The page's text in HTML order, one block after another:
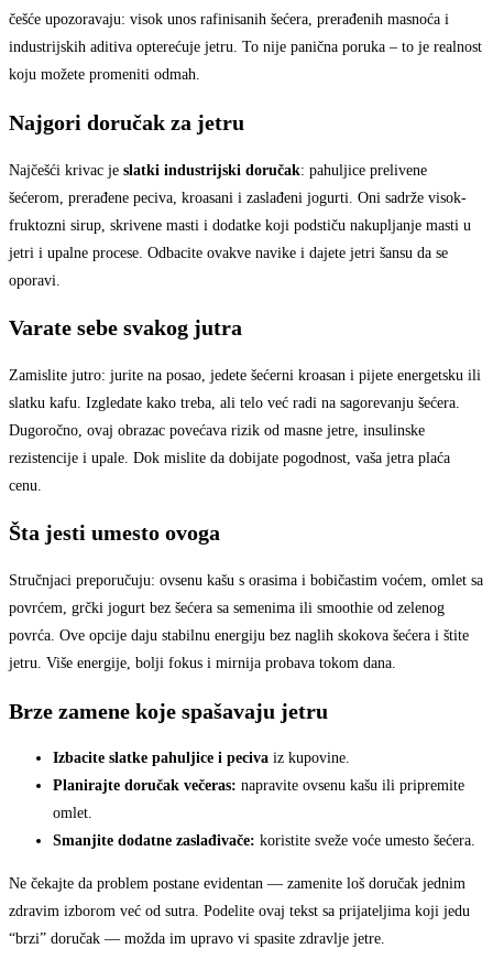
češće upozoravaju: visok unos rafinisanih šećera, prerađenih masnoća i
industrijskih aditiva opterećuje jetru. To nije panična poruka – to je realnost
koju možete promeniti odmah.
Najgori doručak za jetru
Najčešći krivac je slatki industrijski doručak: pahuljice prelivene
šećerom, prerađene peciva, kroasani i zaslađeni jogurti. Oni sadrže visok-
fruktozni sirup, skrivene masti i dodatke koji podstiču nakupljanje masti u
jetri i upalne procese. Odbacite ovakve navike i dajete jetri šansu da se
oporavi.
Varate sebe svakog jutra
Zamislite jutro: jurite na posao, jedete šećerni kroasan i pijete energetsku ili
slatku kafu. Izgledate kako treba, ali telo već radi na sagorevanju šećera.
Dugoročno, ovaj obrazac povećava rizik od masne jetre, insulinske
rezistencije i upale. Dok mislite da dobijate pogodnost, vaša jetra plaća
cenu.
Šta jesti umesto ovoga
Stručnjaci preporučuju: ovsenu kašu s orasima i bobičastim voćem, omlet sa
povrćem, grčki jogurt bez šećera sa semenima ili smoothie od zelenog
povrća. Ove opcije daju stabilnu energiju bez naglih skokova šećera i štite
jetru. Više energije, bolji fokus i mirnija probava tokom dana.
Brze zamene koje spašavaju jetru
Izbacite slatke pahuljice i peciva iz kupovine.
Planirajte doručak večeras: napravite ovsenu kašu ili pripremite
omlet.
Smanjite dodatne zaslađivače: koristite sveže voće umesto šećera.
Ne čekajte da problem postane evidentan — zamenite loš doručak jednim
zdravim izborom već od sutra. Podelite ovaj tekst sa prijateljima koji jedu
“brzi” doručak — možda im upravo vi spasite zdravlje jetre.